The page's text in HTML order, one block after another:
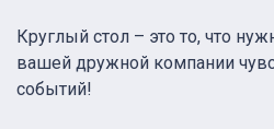
Круглый стол – это то, что
вашей дружной компании
событий!